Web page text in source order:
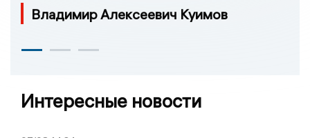
Владимир Алексеевич Куимов
Интересные новости